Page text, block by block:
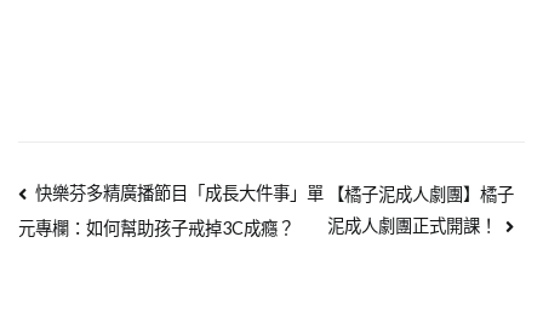
快樂芬多精廣播節目「成長大件事」單
元專欄：如何幫助孩子戒掉3C成癮？
【橘子泥成人劇團】橘子
泥成人劇團正式開課！